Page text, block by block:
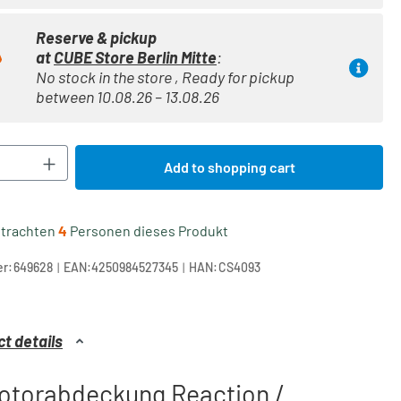
Reserve & pickup
atCUBE Store Berlin Mitte:
No stock in the store , Ready for pickup
between 10.08.26 – 13.08.26
Enter the desired amount or
Add to shopping cart
4 Personen dieses Produkt
649628 | EAN:4250984527345 | HAN:CS4093
details
Reaction /